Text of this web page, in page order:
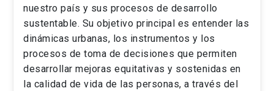
nuestro país y sus procesos de desarrollo
sustentable. Su objetivo principal es entender las
dinámicas urbanas, los instrumentos y los
procesos de toma de decisiones que permiten
desarrollar mejoras equitativas y sostenidas en
la calidad de vida de las personas, a través del